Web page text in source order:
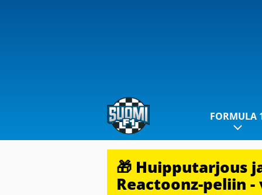
FORMULA
🎁 Huipputarjous
Reactoonz-peliin